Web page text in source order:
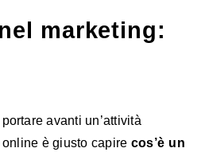
marketing:
avanti un’attività
è giusto capire cos’è un